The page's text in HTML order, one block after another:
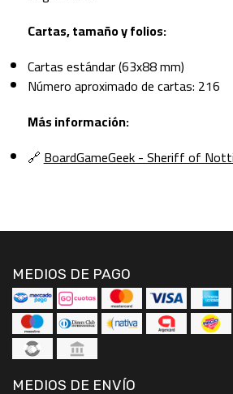
Cartas, tamaño y folios:
Cartas estándar (63x88 mm)
Número aproximado de cartas: 216
Más información:
🔗BoardGameGeek - Sheriff of
MEDIOS DE PAGO
MEDIOS DE ENVÍO